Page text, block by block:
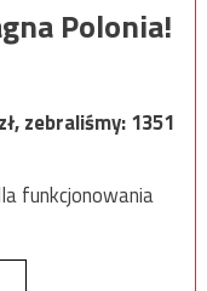
Polonia!
zł, zebraliśmy:1351
funkcjonowania